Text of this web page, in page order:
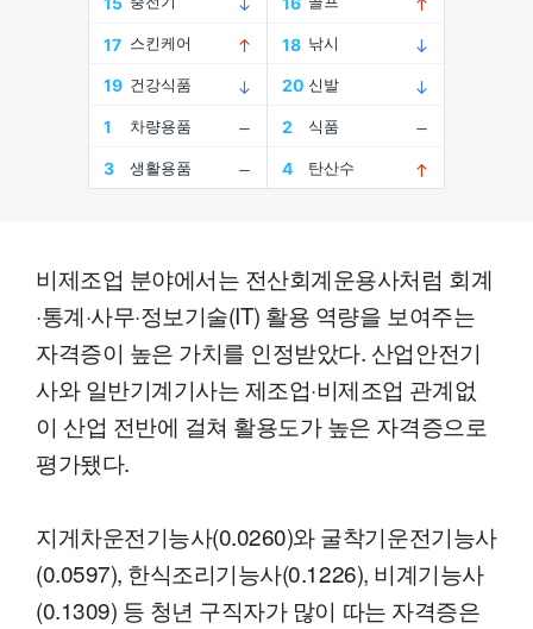
비제조업 분야에서는 전산회계운용사처럼 회계
·통계·사무·정보기술(IT) 활용 역량을 보여주는
자격증이 높은 가치를 인정받았다. 산업안전기
사와 일반기계기사는 제조업·비제조업 관계없
이 산업 전반에 걸쳐 활용도가 높은 자격증으로
평가됐다.
지게차운전기능사(0.0260)와 굴착기운전기능사
(0.0597), 한식조리기능사(0.1226), 비계기능사
(0.1309) 등 청년 구직자가 많이 따는 자격증은